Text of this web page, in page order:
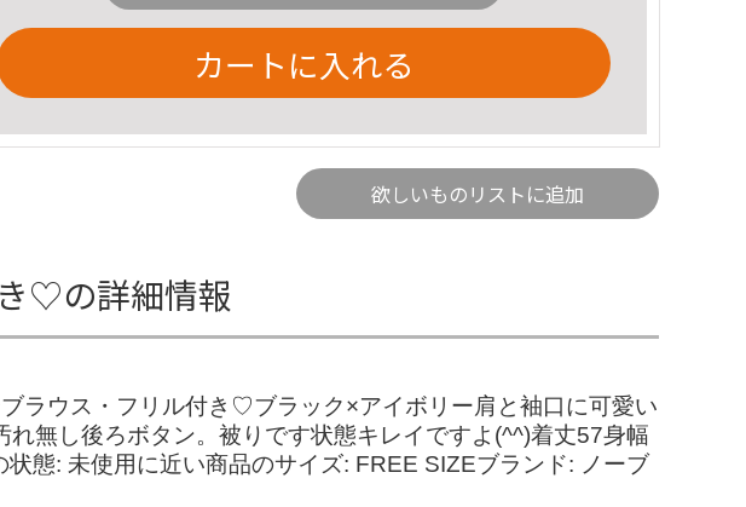
カートに入れる
欲しいものリストに追加
♡の詳細情報
ウス・フリル付き♡ブラック×アイボリー肩と袖口に可愛い
無し後ろボタン。被りです状態キレイですよ(^^)着丈57身幅
態: 未使用に近い商品のサイズ: FREE SIZEブランド: ノーブ